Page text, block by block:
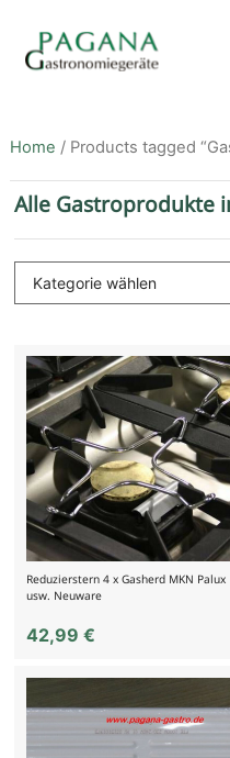
Home / Products tagged
Alle Gastroprodukte
Reduzierstern 4 x Gasherd MKN Palux
usw. Neuware
42,99 €